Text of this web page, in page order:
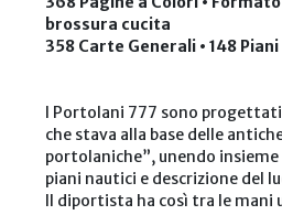
brossura cucita
358 Carte Generali • 148
I Portolani 777 sono progettati
che stava alla base delle
portolaniche”, unendo
piani nautici e descrizione del
Il diportista ha così tra le mani